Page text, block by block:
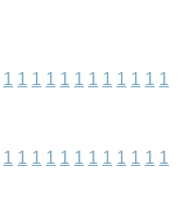
1 1 1 1 1 1 1 1 1 1 1 1
1 1 1 1 1 1 1 1 1 1 1 1